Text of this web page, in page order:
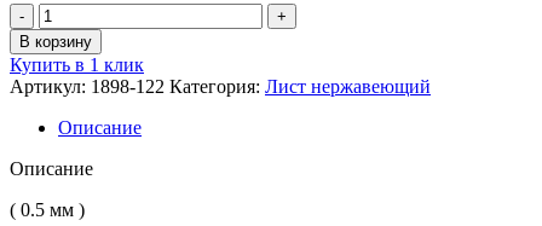
Количество
товара
Лист
нерж.
никел.
х/
н/
AISI
В корзину
Купить в 1 клик
Артикул: 1898-122 Категория: Лист нержавеющий
Описание
Описание
( 0.5 мм )